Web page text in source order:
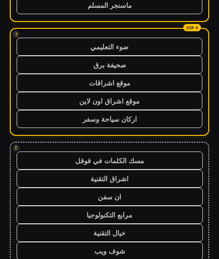
ماسنجر المسلم
!
ضوء التعليمي
صحيفة برق
موقع اشراقات
موقع اشراق اون لاين
اركان سياحة وسفر
!
مسك الكلمات في قوقل
اشراق التقنية
ان سفن
مرابع التكنولوجيا
خيال التقنية
شوف ويب